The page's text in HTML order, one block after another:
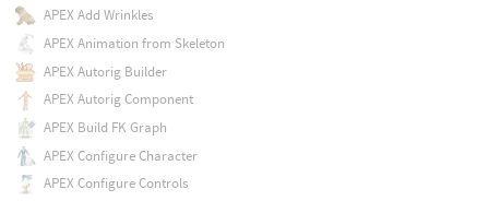
APEX Add Wrinkles
APEX Animation from Skeleton
APEX Autorig Builder
APEX Autorig Component
APEX Build FK Graph
APEX Configure Character
APEX Configure Controls